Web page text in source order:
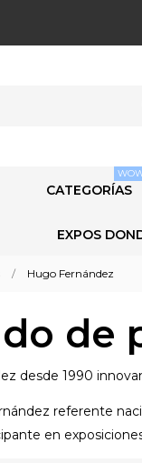
CATEGORÍAS
EXPOS
Hugo Fernández
de
desde 1990
referente
en